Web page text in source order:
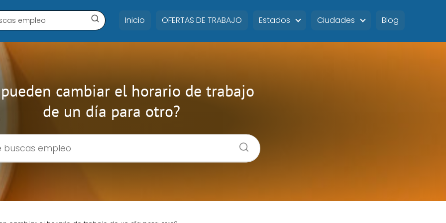
Inicio OFERTAS DE TRABAJO Estados Ciudades Blog
cambiar el horario de trabajo
de un día para otro?